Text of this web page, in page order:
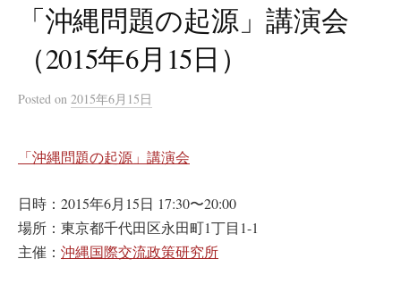
「沖縄問題の起源」講演会
（2015年6月15日）
Posted on 2015年6月15日
「沖縄問題の起源」講演会
日時：2015年6月15日 17:30〜20:00
場所：東京都千代田区永田町1丁目1-1
主催： 沖縄国際交流政策研究所